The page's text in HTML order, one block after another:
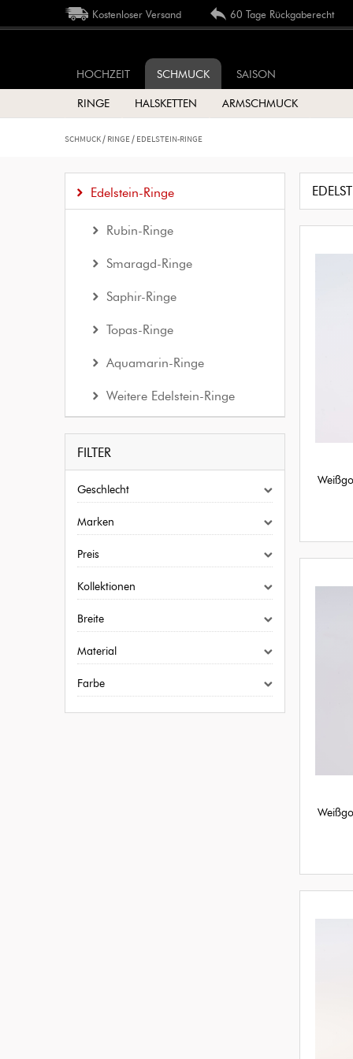
Kostenloser Versand 60 Tage Rückgaberecht
HOCHZEIT SCHMUCK SAISON
RINGE HALSKETTEN ARMSCHMUCK
SCHMUCK / RINGE / EDELSTEIN-RINGE
Edelstein-Ringe
Rubin-Ringe
Smaragd-Ringe
Saphir-Ringe
Topas-Ringe
Aquamarin-Ringe
Weitere Edelstein-Ringe
FILTER
Geschlecht
Marken
Preis
Kollektionen
Breite
Material
Farbe